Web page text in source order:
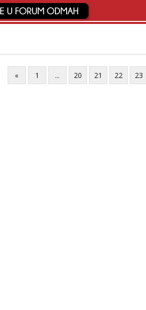
« 1 ... 20 21 22 23